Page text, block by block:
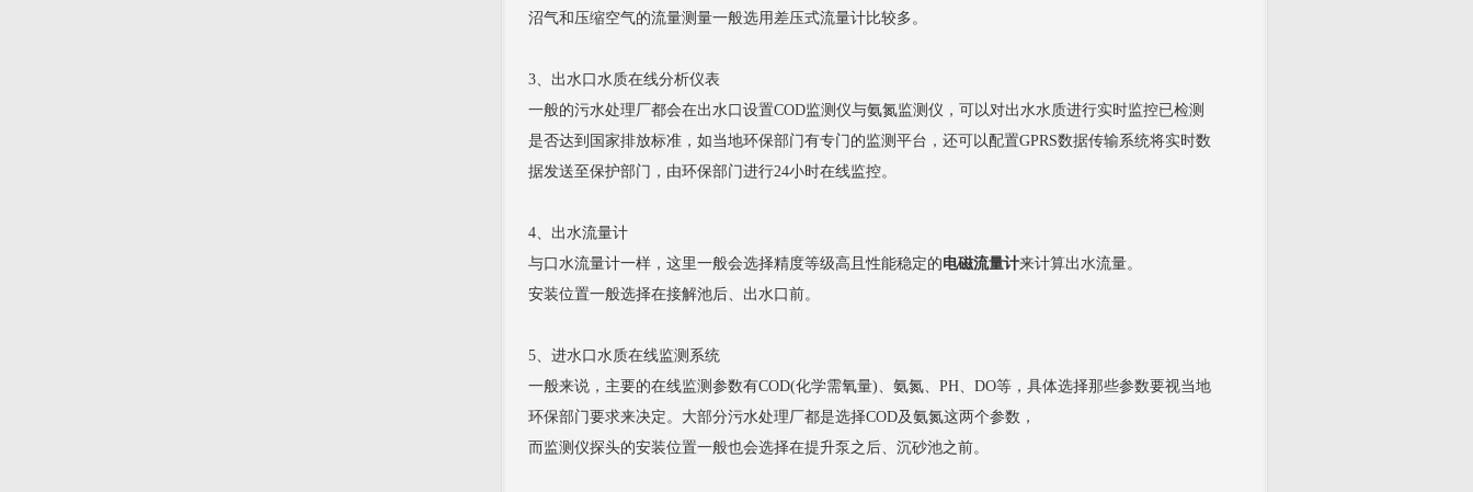
沼气和压缩空气的流量测量一般选用差压式流量计比较多。
3、出水口水质在线分析仪表
一般的污水处理厂都会在出水口设置COD监测仪与氨氮监测仪，可以对出水水质进行实时监控已检测
是否达到国家排放标准，如当地环保部门有专门的监测平台，还可以配置GPRS数据传输系统将实时数
据发送至保护部门，由环保部门进行24小时在线监控。
4、出水流量计
与口水流量计一样，这里一般会选择精度等级高且性能稳定的电磁流量计来计算出水流量。
安装位置一般选择在接解池后、出水口前。
5、进水口水质在线监测系统
一般来说，主要的在线监测参数有COD(化学需氧量)、氨氮、PH、DO等，具体选择那些参数要视当地
环保部门要求来决定。大部分污水处理厂都是选择COD及氨氮这两个参数，
而监测仪探头的安装位置一般也会选择在提升泵之后、沉砂池之前。